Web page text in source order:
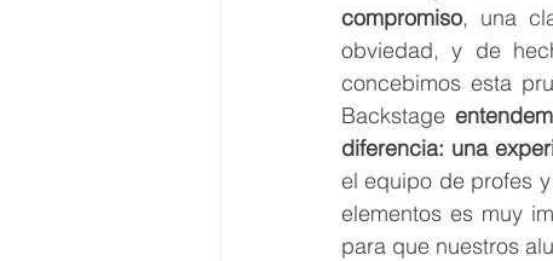
compromiso, una
obviedad, y de
concebimos esta
Backstage
diferencia: una
el equipo de profes
elementos es muy
para que nuestros